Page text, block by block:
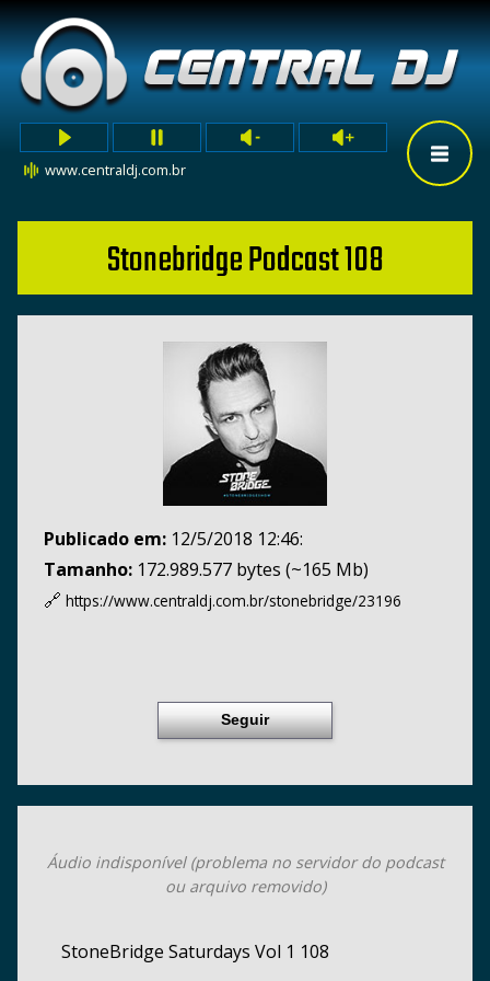
www.centraldj.com.br
Stonebridge Podcast 108
Publicado em: 12/5/2018 12:46:
Tamanho: 172.989.577 bytes (~165 Mb)
🔗 https://www.centraldj.com.br/stonebridge/23196
Seguir
Áudio indisponível (problema no servidor do podcast
ou arquivo removido)
StoneBridge Saturdays Vol 1 108